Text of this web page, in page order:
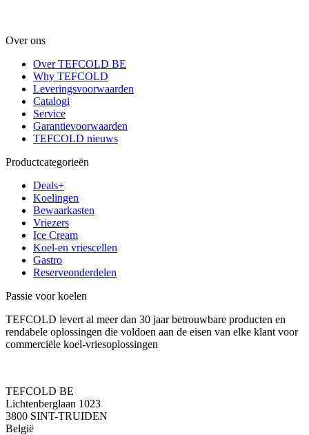
Over ons
Over TEFCOLD BE
Why TEFCOLD
Leveringsvoorwaarden
Catalogi
Service
Garantievoorwaarden
TEFCOLD nieuws
Productcategorieën
Deals+
Koelingen
Bewaarkasten
Vriezers
Ice Cream
Koel-en vriescellen
Gastro
Reserveonderdelen
Passie voor koelen
TEFCOLD levert al meer dan 30 jaar betrouwbare producten en
rendabele oplossingen die voldoen aan de eisen van elke klant voor
commerciële koel-vriesoplossingen
TEFCOLD BE
Lichtenberglaan 1023
3800 SINT-TRUIDEN
België